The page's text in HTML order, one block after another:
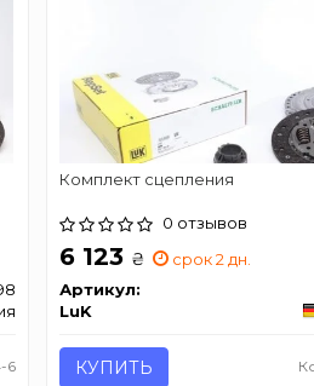
6
Комплект сцепления
0 отзывов
6 123 ₴
срок 2 дн.
Артикул:
LuK
КУПИТЬ